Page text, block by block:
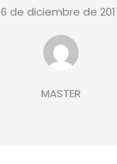
6 de diciembre de
MASTER